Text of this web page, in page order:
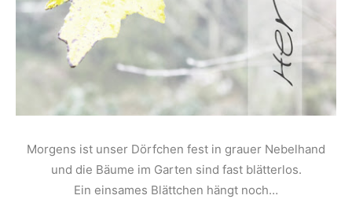
Morgens ist unser Dörfchen fest in grauer Nebelhand
und die Bäume im Garten sind fast blätterlos.
Ein einsames Blättchen hängt noch…